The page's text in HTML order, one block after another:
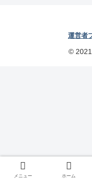
運営者
© 2021
メニュー ホーム